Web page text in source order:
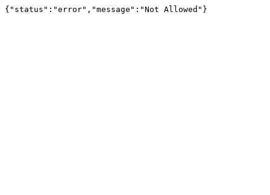
{"status":"error","message":"Not Allowed"}